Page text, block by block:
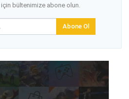
bültenimize abone olun.
Abone Ol